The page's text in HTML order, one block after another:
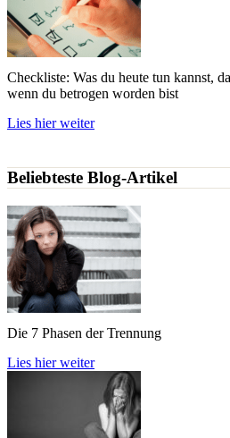
Checkliste: Was du heute tun kannst,
wenn du betrogen worden bist
Lies hier weiter
Beliebteste Blog-Artikel
Die 7 Phasen der Trennung
Lies hier weiter